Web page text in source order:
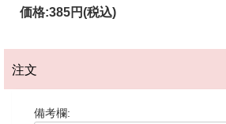
価格:385円(税込)
注文
備考欄: